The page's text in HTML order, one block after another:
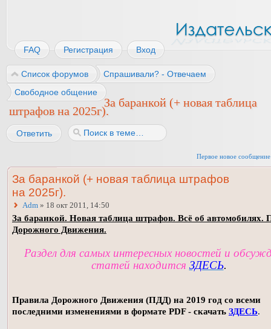
FAQ Регистрация Вход
Список форумов
Спрашивали? - Отвечаем
Свободное общение
За баранкой (+ новая таблица
штрафов на 2025г).
Ответить
Первое новое сообщение
За баранкой (+ новая таблица штрафов
на 2025г).
Adm » 18 окт 2011, 14:50
За баранкой. Новая таблица штрафов. Всё об автомобилях.
Дорожного Движения.
Раздел для самых интересных новостей и
статей находится ЗДЕСЬ.
Правила Дорожного Движения (ПДД) на 2019 год со всеми
последними изменениями в формате PDF - скачать ЗДЕСЬ.